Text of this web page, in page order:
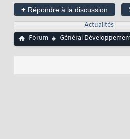
+ Répondre à la discussion
Actualités
Forum
Général